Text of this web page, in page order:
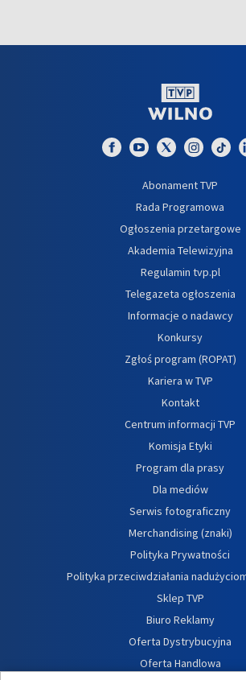
Abonament TVP
Rada Programowa
Ogłoszenia przetargowe
Akademia Telewizyjna
Regulamin tvp.pl
Telegazeta ogłoszenia
Informacje o nadawcy
Konkursy
Zgłoś program (ROPAT)
Kariera w TVP
Kontakt
Centrum informacji TVP
Komisja Etyki
Program dla prasy
Dla mediów
Serwis fotograficzny
Merchandising (znaki)
Polityka Prywatności
Polityka przeciwdziałania
Sklep TVP
Biuro Reklamy
Oferta Dystrybucyjna
Oferta Handlowa